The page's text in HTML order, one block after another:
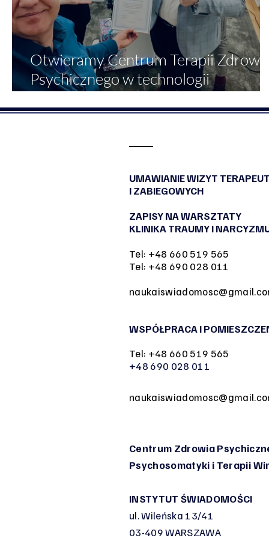
Otwieramy Centrum Terapii Zdrowia
Psychicznego w technologii
UMAWIANIE WIZYT
I ZABIEGOWYCH
ZAPISY NA WARSZTATY
KLINIKA TRAUMY I
Tel: +48 660 519 565
Tel: +48 690 028 011
WSPÓŁPRACA I
Tel: +48 660 519 565
+48 690 028 011
Centrum Zdrowia
Psychosomatyki i Terapii
INSTYTUT ŚWIADOMOŚCI
ul. Wileńska 13/41
03-409 WARSZAWA